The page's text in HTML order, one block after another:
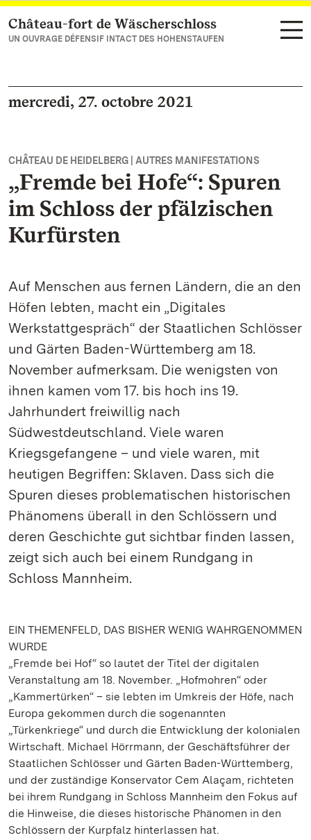
Vers la page d’accueil
Château-fort de Wäscherschloss
UN OUVRAGE DÉFENSIF INTACT DES HOHENSTAUFEN
mercredi, 27. octobre 2021
CHÂTEAU DE HEIDELBERG | AUTRES MANIFESTATIONS
„Fremde bei Hofe“: Spuren
im Schloss der pfälzischen
Kurfürsten
Auf Menschen aus fernen Ländern, die an den
Höfen lebten, macht ein „Digitales
Werkstattgespräch“ der Staatlichen Schlösser
und Gärten Baden-Württemberg am 18.
November aufmerksam. Die wenigsten von
ihnen kamen vom 17. bis hoch ins 19.
Jahrhundert freiwillig nach
Südwestdeutschland. Viele waren
Kriegsgefangene – und viele waren, mit
heutigen Begriffen: Sklaven. Dass sich die
Spuren dieses problematischen historischen
Phänomens überall in den Schlössern und
deren Geschichte gut sichtbar finden lassen,
zeigt sich auch bei einem Rundgang in
Schloss Mannheim.
EIN THEMENFELD, DAS BISHER WENIG WAHRGENOMMEN
WURDE
„Fremde bei Hof“ so lautet der Titel der digitalen
Veranstaltung am 18. November. „Hofmohren“ oder
„Kammertürken“ – sie lebten im Umkreis der Höfe, nach
Europa gekommen durch die sogenannten
„Türkenkriege“ und durch die Entwicklung der kolonialen
Wirtschaft. Michael Hörrmann, der Geschäftsführer der
Staatlichen Schlösser und Gärten Baden-Württemberg,
und der zuständige Konservator Cem Alaçam, richteten
bei ihrem Rundgang in Schloss Mannheim den Fokus auf
die Hinweise, die dieses historische Phänomen in den
Schlössern der Kurpfalz hinterlassen hat.